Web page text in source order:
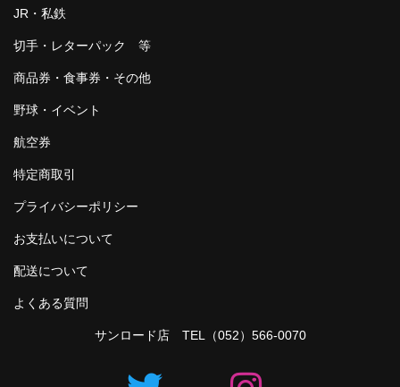
JR・私鉄
切手・レターパック 等
商品券・食事券・その他
野球・イベント
航空券
特定商取引
プライバシーポリシー
お支払いについて
配送について
よくある質問
サンロード店 TEL （052）566-0070